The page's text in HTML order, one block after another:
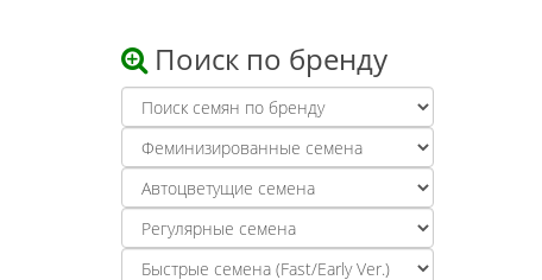
Поиск по бренду